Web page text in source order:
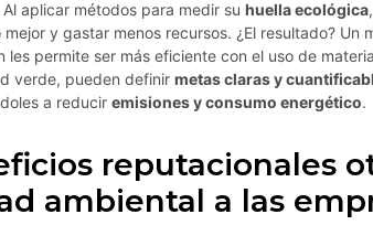
aplicar métodos para medir su huella ecológica
y gastar menos recursos. ¿El resultado? Un
les permite ser más eficiente con el uso de
verde, pueden definir metas claras y
a reducir emisiones y consumo energético.
reputacionales
ambiental a las